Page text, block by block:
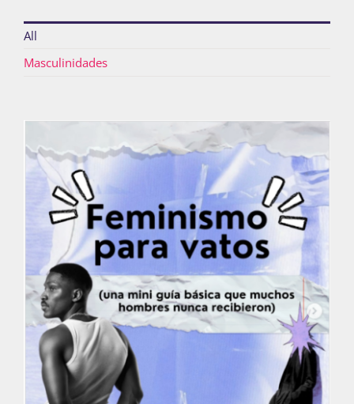
La Boletina
Recursos
Súmate
Publicaciones
All
Masculinidades